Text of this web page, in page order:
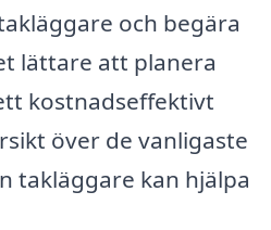
och begära
lättare att planera
kostnadseffektivt
över de vanligaste
takläggare kan hjälpa